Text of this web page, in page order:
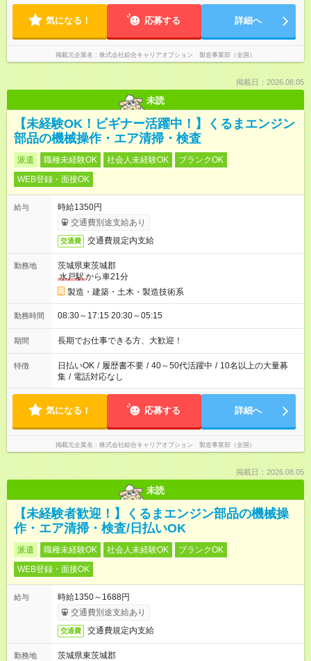
気になる！ 応募する 詳細へ
掲載元企業名 株式会社綜合キャリアオプション 製造事業部（全国）
掲載日：2026.08.05
未読
【未経験OK！ビギナー活躍中！】くるまエンジン
部品の機械操作・エア清掃・検査
派遣 職種未経験OK 社会人未経験OK
ブランクOK
WEB登録・面接OK
給与
時給1350円
交通費別途支給あり
交通費 交通費規定内支給
勤務地
茨城県東茨城郡
水戸駅から車21分
製造・建築・土木・製造技術系
勤務時間 08:30～17:15 20:30～05:15
期間 長期でお仕事できる方、大歓迎！
特徴 日払いOK / 履歴書不要 / 40～50代活躍中 / 10名以上の大量募
集 / 電話対応なし
気になる！ 応募する 詳細へ
掲載元企業名 株式会社綜合キャリアオプション 製造事業部（全国）
掲載日：2026.08.05
未読
【未経験者歓迎！】くるまエンジン部品の機械操
作・エア清掃・検査/日払いOK
派遣 職種未経験OK 社会人未経験OK
ブランクOK
WEB登録・面接OK
給与
時給1350～1688円
交通費別途支給あり
交通費 交通費規定内支給
勤務地
茨城県東茨城郡